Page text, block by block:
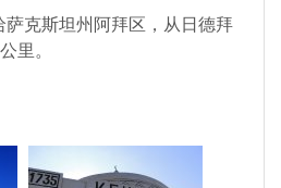
克斯坦州阿拜区，从日德拜
里。